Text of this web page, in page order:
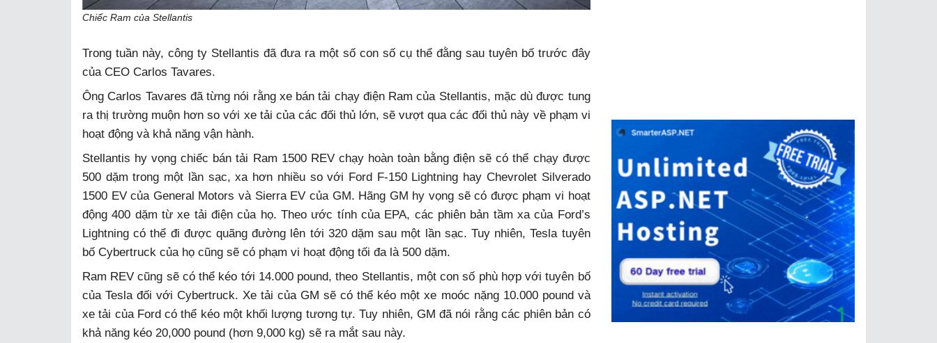
Chiếc Ram của Stellantis
Trong tuần này, công ty Stellantis đã đưa ra một số con số cụ thể đằng sau tuyên bố trước đây
của CEO Carlos Tavares.
Ông Carlos Tavares đã từng nói rằng xe bán tải chạy điện Ram của Stellantis, mặc dù được tung
ra thị trường muộn hơn so với xe tải của các đối thủ lớn, sẽ vượt qua các đối thủ này về phạm vi
hoạt động và khả năng vận hành.
Stellantis hy vọng chiếc bán tải Ram 1500 REV chạy hoàn toàn bằng điện sẽ có thể chạy được
500 dặm trong một lần sạc, xa hơn nhiều so với Ford F-150 Lightning hay Chevrolet Silverado
1500 EV của General Motors và Sierra EV của GM. Hãng GM hy vọng sẽ có được phạm vi hoạt
động 400 dặm từ xe tải điện của họ. Theo ước tính của EPA, các phiên bản tầm xa của Ford’s
Lightning có thể đi được quãng đường lên tới 320 dặm sau một lần sạc. Tuy nhiên, Tesla tuyên
bố Cybertruck của họ cũng sẽ có phạm vi hoạt động tối đa là 500 dặm.
Ram REV cũng sẽ có thể kéo tới 14.000 pound, theo Stellantis, một con số phù hợp với tuyên bố
của Tesla đối với Cybertruck. Xe tải của GM sẽ có thể kéo một xe moóc nặng 10.000 pound và
xe tải của Ford có thể kéo một khối lượng tương tự. Tuy nhiên, GM đã nói rằng các phiên bản có
khả năng kéo 20,000 pound (hơn 9,000 kg) sẽ ra mắt sau này.